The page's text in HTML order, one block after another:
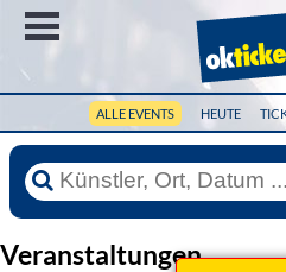
ALLE EVENTS HEUTE
Veranstaltungen